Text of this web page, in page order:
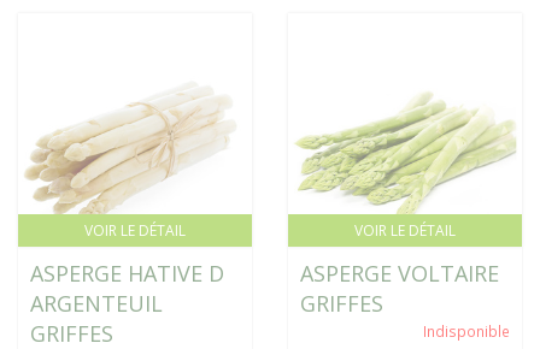
VOIR LE DÉTAIL
ASPERGE HATIVE D
ARGENTEUIL
GRIFFES
VOIR LE DÉTAIL
ASPERGE VOLTAIRE
GRIFFES
Indisponible